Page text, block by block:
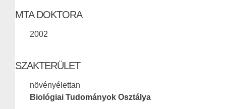
MTA DOKTORA
2002
SZAKTERÜLET
növényélettan
Biológiai Tudományok Osztálya